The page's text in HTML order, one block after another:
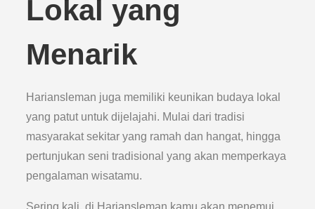
Lokal yang
Menarik
Hariansleman juga memiliki keunikan budaya lokal
yang patut untuk dijelajahi. Mulai dari tradisi
masyarakat sekitar yang ramah dan hangat, hingga
pertunjukan seni tradisional yang akan memperkaya
pengalaman wisatamu.
Sering kali, di Hariansleman kamu akan menemui